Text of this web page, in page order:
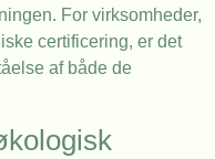
For virksomheder,
certificering, er det
af både de